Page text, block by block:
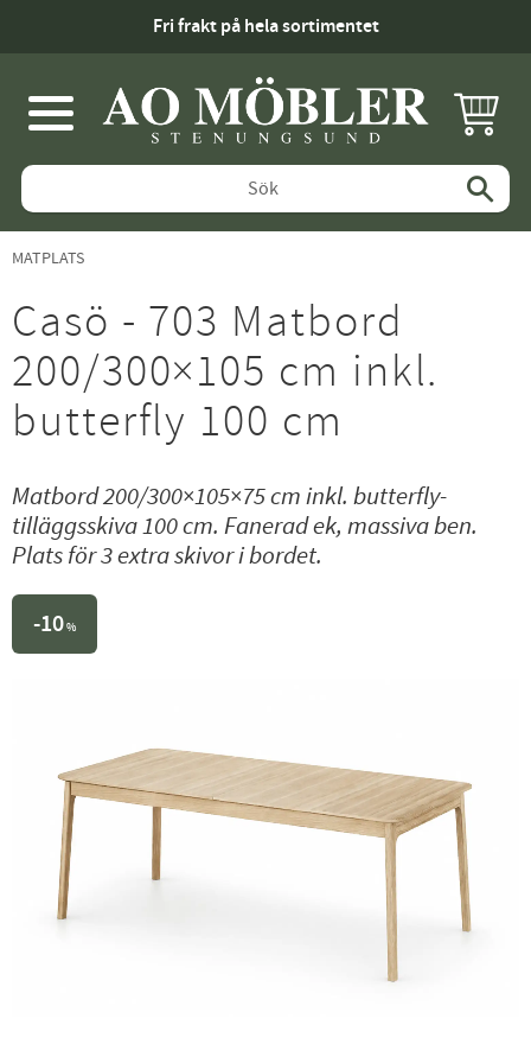
Fri frakt på hela sortimentet
Meny
MATPLATS
Casö - 703 Matbord
200/300×105 cm inkl.
butterfly 100 cm
Matbord 200/300×105×75 cm inkl. butterfly-
tilläggsskiva 100 cm. Fanerad ek, massiva ben.
Plats för 3 extra skivor i bordet.
10%